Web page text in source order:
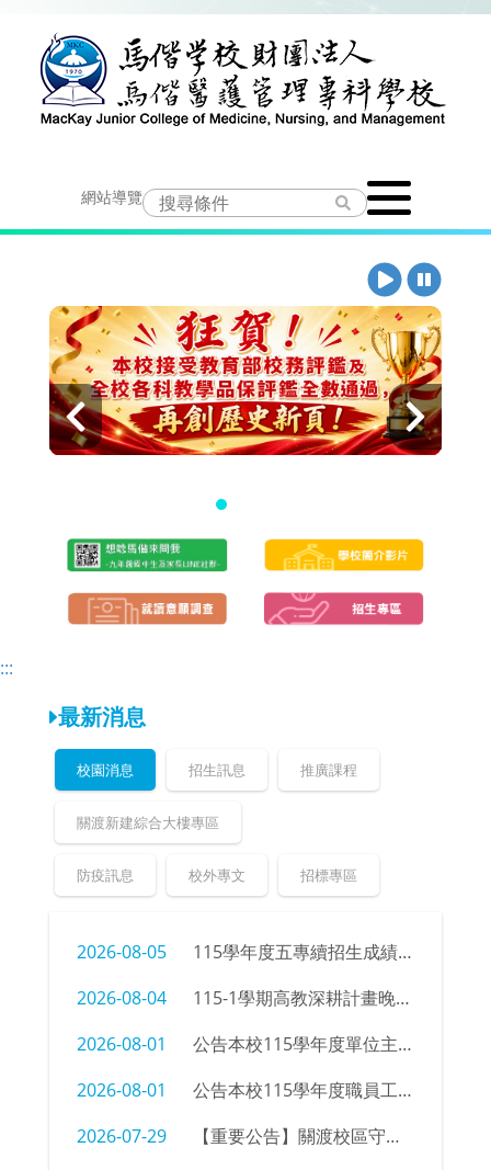
容
網站導覽
Toggle
navigation
播
放
暫
停
上
下
:::
最新消息
校園消息 招生訊息 推廣課程
關渡新建綜合大樓專區
防疫訊息 校外專文 招標專區
2026-08-05
115學年度五專續招生成績、榜單公告暨錄取新生報到注意事項
2026-08-04
115-1學期高教深耕計畫晚自習同學參加意願調查
2026-08-01
公告本校115學年度單位主管及行政支援名單
2026-08-01
公告本校115學年度職員工職務異動
2026-07-29
【重要公告】關渡校區守衛室拆除及物品限期清空通知